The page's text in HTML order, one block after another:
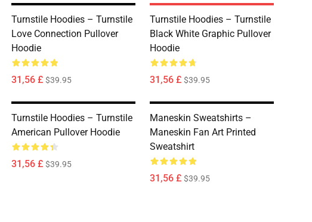
Turnstile Hoodies – Turnstile
Love Connection Pullover
Hoodie
31,56 £ $39.95
Turnstile Hoodies – Turnstile
Black White Graphic Pullover
Hoodie
31,56 £ $39.95
Turnstile Hoodies – Turnstile
American Pullover Hoodie
31,56 £ $39.95
Maneskin Sweatshirts –
Maneskin Fan Art Printed
Sweatshirt
31,56 £ $39.95